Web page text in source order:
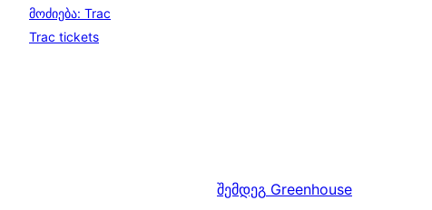
მოძიება: Trac
Trac tickets
შემდეგ Greenhouse